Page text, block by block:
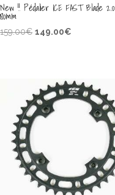
New !! Pédalier ICE FAST Blade 2.0
180mm
159.00€ Le
159.00€.
149.00€
149.00€.